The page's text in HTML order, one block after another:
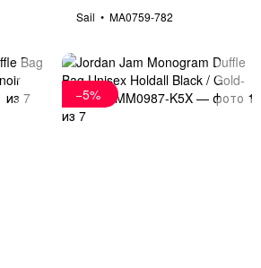
Sail MA0759-782
−5%